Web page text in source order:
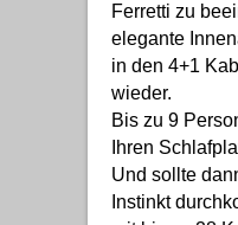
Ferretti zu
elegante
in den 4+1
wieder.
Bis zu 9
Ihren
Und sollte
Instinkt